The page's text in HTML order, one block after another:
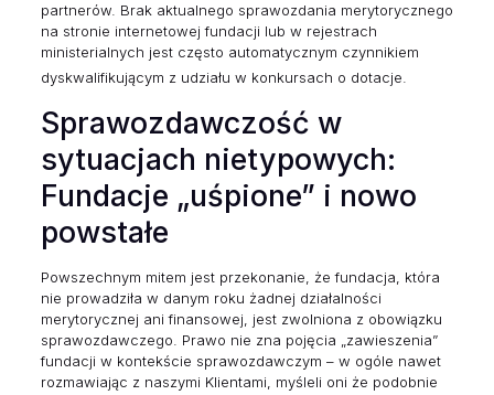
partnerów. Brak aktualnego sprawozdania merytorycznego
na stronie internetowej fundacji lub w rejestrach
ministerialnych jest często automatycznym czynnikiem
dyskwalifikującym z udziału w konkursach o dotacje.
Sprawozdawczość w
sytuacjach nietypowych:
Fundacje „uśpione” i nowo
powstałe
Powszechnym mitem jest przekonanie, że fundacja, która
nie prowadziła w danym roku żadnej działalności
merytorycznej ani finansowej, jest zwolniona z obowiązku
sprawozdawczego. Prawo nie zna pojęcia „zawieszenia”
fundacji w kontekście sprawozdawczym – w ogóle nawet
rozmawiając z naszymi Klientami, myśleli oni że podobnie